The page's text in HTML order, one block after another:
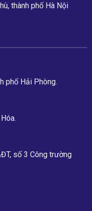
thành phố Hà Nội
phố Hải Phòng.
số 3 Công trường